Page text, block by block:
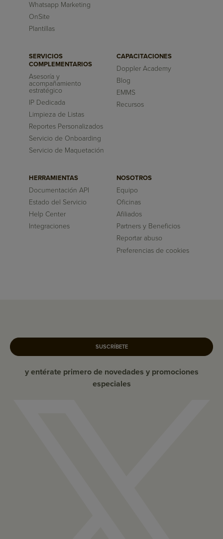
Whatsapp Marketing
OnSite
Plantillas
SERVICIOS
COMPLEMENTARIOS
Asesoría y
acompañamiento
estratégico
IP Dedicada
Limpieza de Listas
Reportes Personalizados
Servicio de Onboarding
Servicio de Maquetación
CAPACITACIONES
Doppler Academy
Blog
EMMS
Recursos
HERRAMIENTAS
Documentación API
Estado del Servicio
Help Center
Integraciones
NOSOTROS
Equipo
Oficinas
Afiliados
Partners y Beneficios
Reportar abuso
Preferencias de cookies
SUSCRÍBETE
y entérate primero de novedades y promociones
especiales